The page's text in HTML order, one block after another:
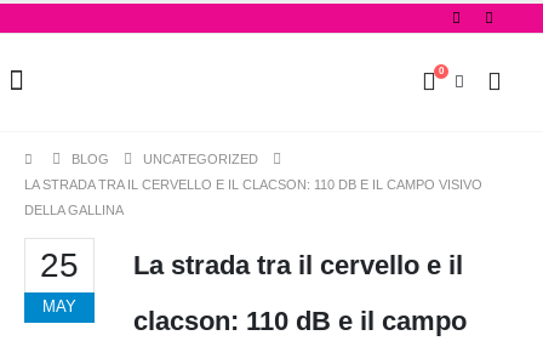
0
BLOG
UNCATEGORIZED
LA STRADA TRA IL CERVELLO E IL CLACSON: 110 DB E IL CAMPO VISIVO
DELLA GALLINA
25
MAY
La strada tra il cervello e il
clacson: 110 dB e il campo